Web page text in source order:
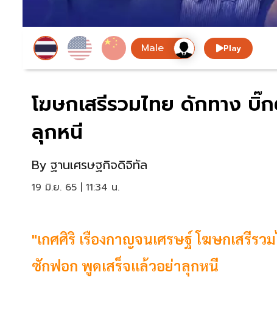
Play
โฆษกเสรีรวมไทย ดักทาง บิ๊
ลุกหนี
By ฐานเศรษฐกิจดิจิทัล
19 มิ.ย. 65 | 11:34 น.
"เกศศิริ เรืองกาญจนเศรษฐ์ โฆษกเสรี
ซักฟอก พูดเสร็จแล้วอย่าลุกหนี